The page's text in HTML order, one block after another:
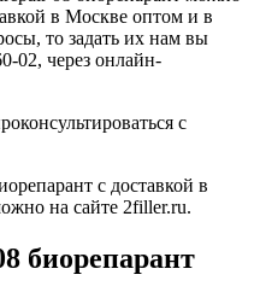
в Москве оптом и в
то задать их нам вы
02, через онлайн-
с
с доставкой в
на сайте 2filler.ru.
биорепарант